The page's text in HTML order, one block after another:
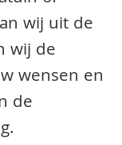
wij uit de
wij de
wensen en
de